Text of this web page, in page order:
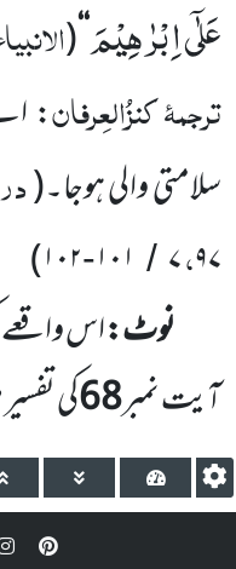
عَلٰۤى اِبْرٰهِیْمَ‘‘
(
ترجمۂکنزُالعِرفان:
سلامتی والی ہوجا۔(
۹۷،۷ / ۱۰۱-۱۰۲)
نوٹ:اس
آیت نمبر68کی